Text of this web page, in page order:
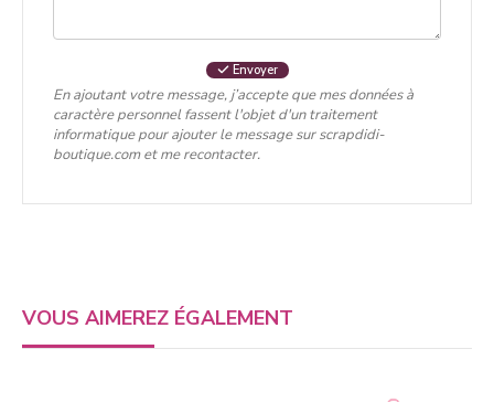
Envoyer
En ajoutant votre message, j’accepte que mes données à
caractère personnel fassent l'objet d'un traitement
informatique pour ajouter le message sur scrapdidi-
boutique.com et me recontacter.
VOUS AIMEREZ ÉGALEMENT